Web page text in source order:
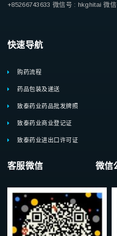
+85266743633 微信号 : hkghitai 微
快速导航
购药流程
药品包装及递送
致泰药业药品批发牌照
致泰药业商业登记证
致泰药业进出口许可证
客服微信 微信公